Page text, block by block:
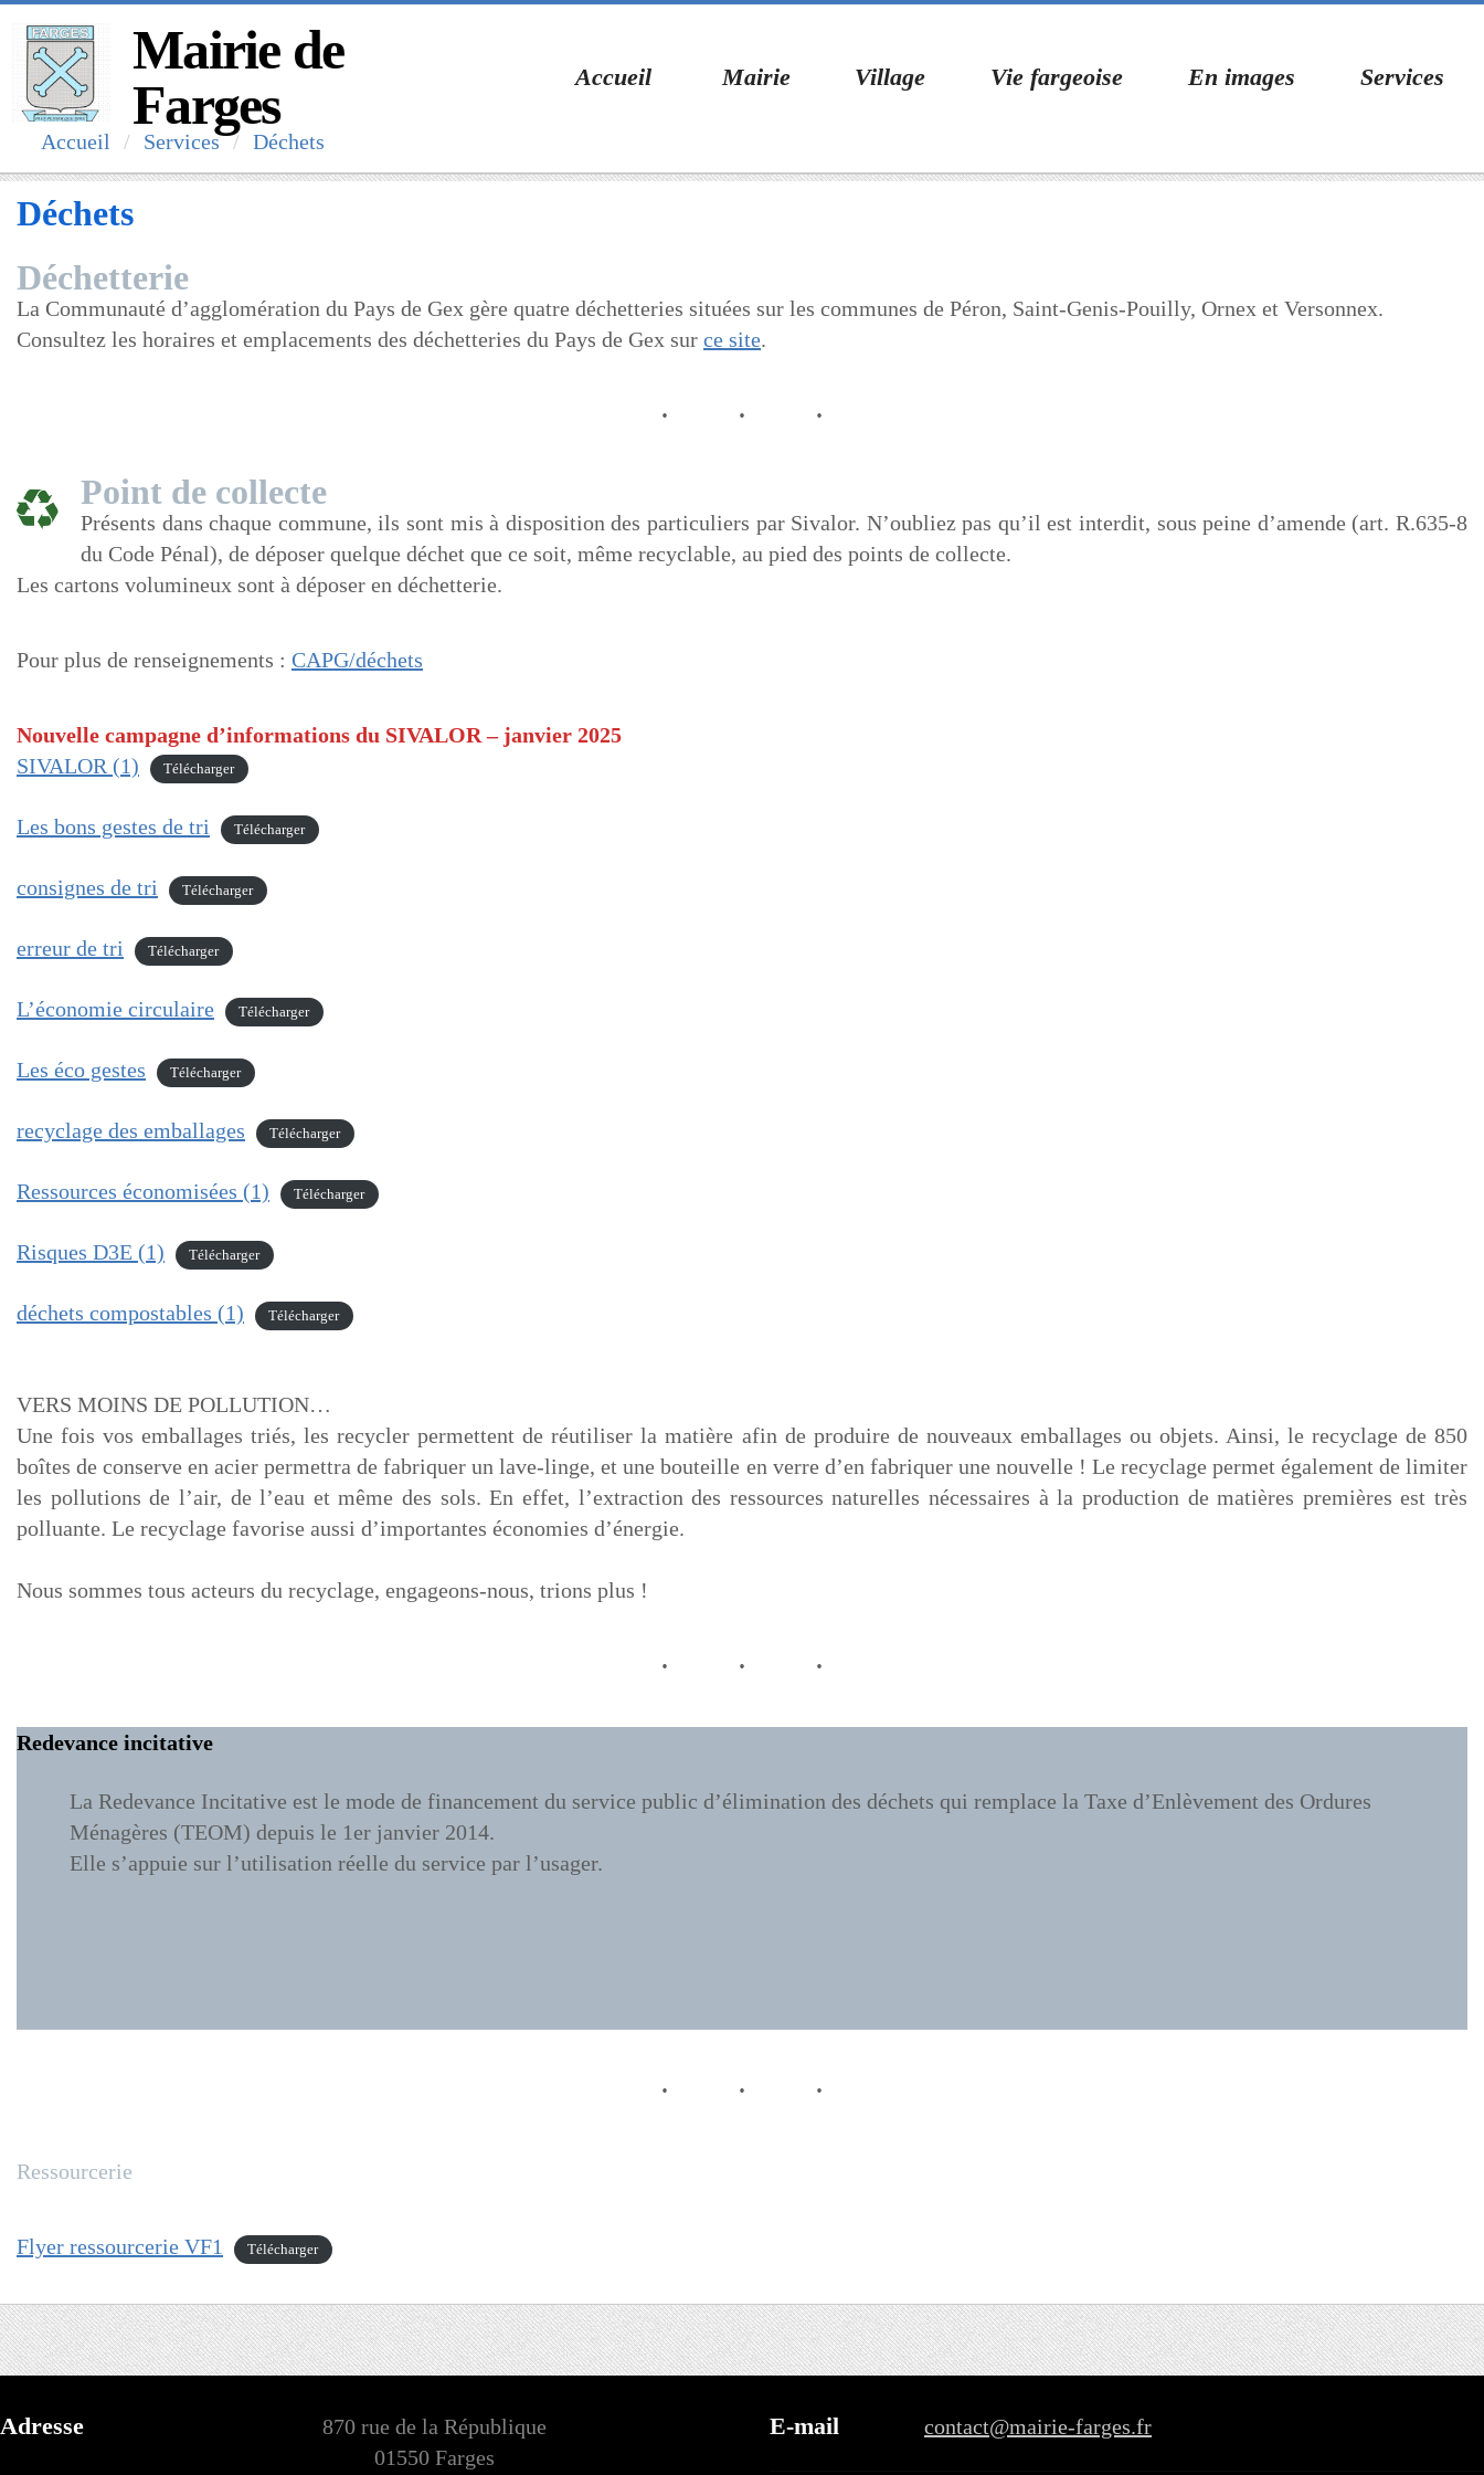
Mairie de
Farges
Accueil Mairie Village Vie fargeoise En images Services
Accueil Services Déchets
Déchets
Déchetterie
La Communauté d’agglomération du Pays de Gex gère quatre déchetteries situées sur les communes de Péron, Saint-Genis-Pouilly, Ornex et Versonnex.
Consultez les horaires et emplacements des déchetteries du Pays de Gex sur ce site.
Point de collecte
Présents dans chaque commune, ils sont mis à disposition des particuliers par Sivalor. N’oubliez pas qu’il est interdit, sous peine d’amende (art. R.635-8
du Code Pénal), de déposer quelque déchet que ce soit, même recyclable, au pied des points de collecte.
Les cartons volumineux sont à déposer en déchetterie.
Pour plus de renseignements : CAPG/déchets
Nouvelle campagne d’informations du SIVALOR – janvier 2025
SIVALOR (1)
Télécharger
Les bons gestes de tri Télécharger
consignes de tri Télécharger
erreur de tri Télécharger
L’économie circulaire Télécharger
Les éco gestes Télécharger
recyclage des emballages Télécharger
Ressources économisées (1) Télécharger
Risques D3E (1) Télécharger
déchets compostables (1) Télécharger
VERS MOINS DE POLLUTION…
Une fois vos emballages triés, les recycler permettent de réutiliser la matière afin de produire de nouveaux emballages ou objets. Ainsi, le recyclage de 850
boîtes de conserve en acier permettra de fabriquer un lave-linge, et une bouteille en verre d’en fabriquer une nouvelle ! Le recyclage permet également de limiter
les pollutions de l’air, de l’eau et même des sols. En effet, l’extraction des ressources naturelles nécessaires à la production de matières premières est très
polluante. Le recyclage favorise aussi d’importantes économies d’énergie.
Nous sommes tous acteurs du recyclage, engageons-nous, trions plus !
Redevance incitative
La Redevance Incitative est le mode de financement du service public d’élimination des déchets qui remplace la Taxe d’Enlèvement des Ordures
Ménagères (TEOM) depuis le 1er janvier 2014.
Elle s’appuie sur l’utilisation réelle du service par l’usager.
Ressourcerie
Flyer ressourcerie VF1 Télécharger
Adresse
870 rue de la République
01550 Farges
E-mail contact@mairie-farges.fr